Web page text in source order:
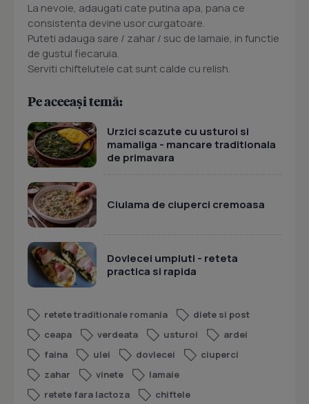
La nevoie, adaugati cate putina apa, pana ce
consistenta devine usor curgatoare.
Puteti adauga sare / zahar / suc de lamaie, in functie
de gustul fiecaruia.
Serviti chiftelutele cat sunt calde cu relish.
Pe aceeași temă:
Urzici scazute cu usturoi si
mamaliga - mancare traditionala
de primavara
Ciulama de ciuperci cremoasa
Dovlecei umpluti - reteta
practica si rapida
retete traditionale romania
diete si post
ceapa
verdeata usturoi
ardei
faina
ulei dovlecei
ciuperci
zahar
vinete
lamaie
retete fara lactoza
chiftele